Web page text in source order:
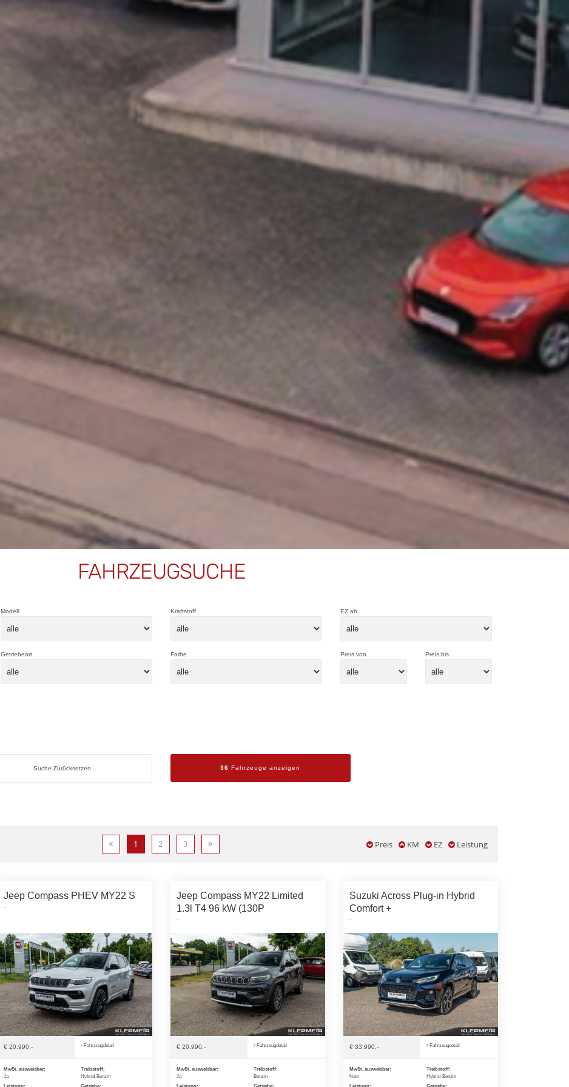
FAHRZEUGSUCHE
Modell Kraftstoff EZ ab
Getriebeart Farbe Preis von Preis bis
Suche Zurücksetzen 36 Fahrzeuge anzeigen
1 2 3 Preis KM EZ Leistung
Jeep Compass PHEV MY22 S
-
€ 20.990,- Fahrzeugdetail
MwSt. ausweisbar:
Ja
Treibstoff:
Hybrid-Benzin
Jeep Compass MY22 Limited
1.3l T4 96 kW (130P
-
€ 20.990,- Fahrzeugdetail
MwSt. ausweisbar:
Ja
Treibstoff:
Benzin
Suzuki Across Plug-in Hybrid
Comfort +
-
€ 33.990,- Fahrzeugdetail
MwSt. ausweisbar:
Nein
Treibstoff:
Hybrid-Benzin